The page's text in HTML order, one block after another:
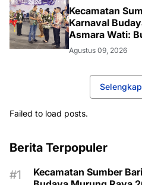
Kecamatan
Karnaval
Asmara Wati:
Melestarikan
Agustus 09, 2026
Failed to load posts.
Berita Terpopuler
Kecamatan Sumber